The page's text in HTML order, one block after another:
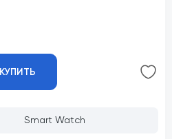
КУПИТЬ
Smart Watch